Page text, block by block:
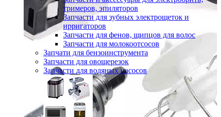
тримеров, эпиляторов
Запчасти для зубных электрощеток и
ирригаторов
Запчасти для фенов, щипцов для волос
Запчасти для молокоотсосов
Запчати для бензоинструмента
Запчасти для овощерезок
Запчасти для водяных насосов